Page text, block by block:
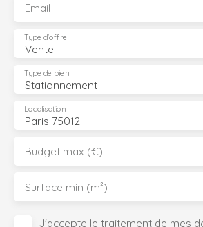
Email
Vente
Type d'offre
Stationnement
Type de bien
Paris 75012
Localisation
Budget max (€)
Surface min (m²)
J'accepte le traitement de mes